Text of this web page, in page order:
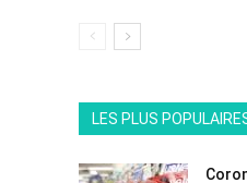
LES PLUS